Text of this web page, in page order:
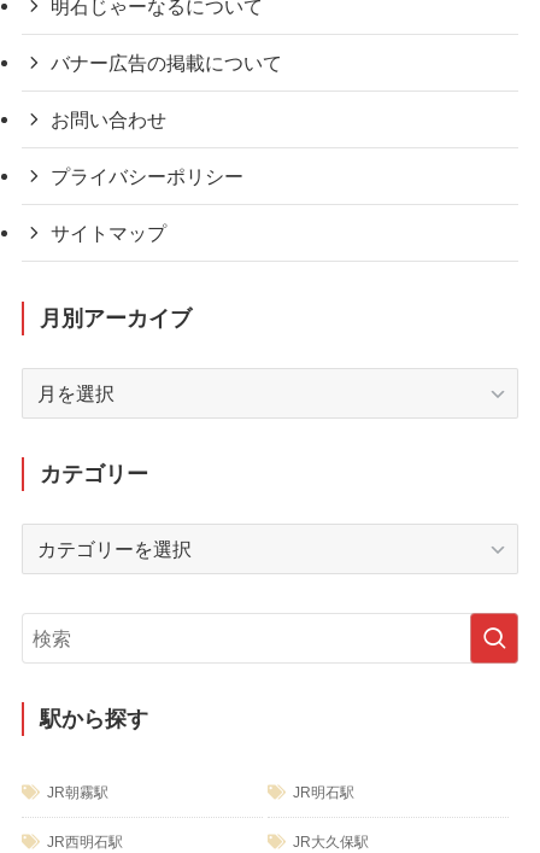
明石じゃーなるについて
バナー広告の掲載について
お問い合わせ
プライバシーポリシー
サイトマップ
月別アーカイブ
イ
ブ
カテゴリー
リ
ー
駅から探す
JR朝霧駅 JR明石駅
JR西明石駅 JR大久保駅